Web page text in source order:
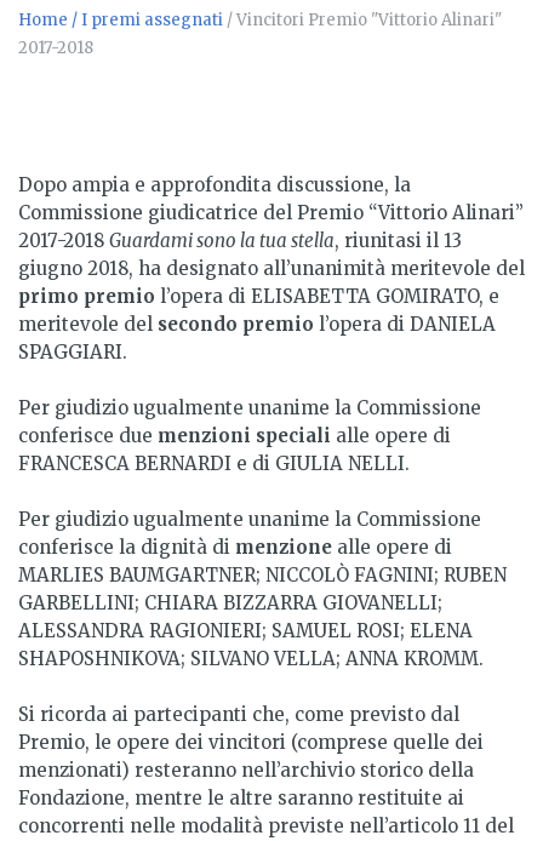
Home / I premi assegnati / Vincitori Premio "Vittorio Alinari"
2017-2018
Dopo ampia e approfondita discussione, la
Commissione giudicatrice del Premio “Vittorio Alinari”
2017-2018 Guardami sono la tua stella, riunitasi il 13
giugno 2018, ha designato all’unanimità meritevole del
primo premio l’opera di ELISABETTA GOMIRATO, e
meritevole del secondo premio l’opera di DANIELA
SPAGGIARI.
Per giudizio ugualmente unanime la Commissione
conferisce due menzioni speciali alle opere di
FRANCESCA BERNARDI e di GIULIA NELLI.
Per giudizio ugualmente unanime la Commissione
conferisce la dignità di menzione alle opere di
MARLIES BAUMGARTNER; NICCOLÒ FAGNINI; RUBEN
GARBELLINI; CHIARA BIZZARRA GIOVANELLI;
ALESSANDRA RAGIONIERI; SAMUEL ROSI; ELENA
SHAPOSHNIKOVA; SILVANO VELLA; ANNA KROMM.
Si ricorda ai partecipanti che, come previsto dal
Premio, le opere dei vincitori (comprese quelle dei
menzionati) resteranno nell’archivio storico della
Fondazione, mentre le altre saranno restituite ai
concorrenti nelle modalità previste nell’articolo 11 del